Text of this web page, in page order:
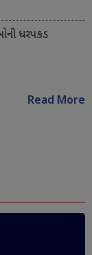
ધરપકડ
Read More